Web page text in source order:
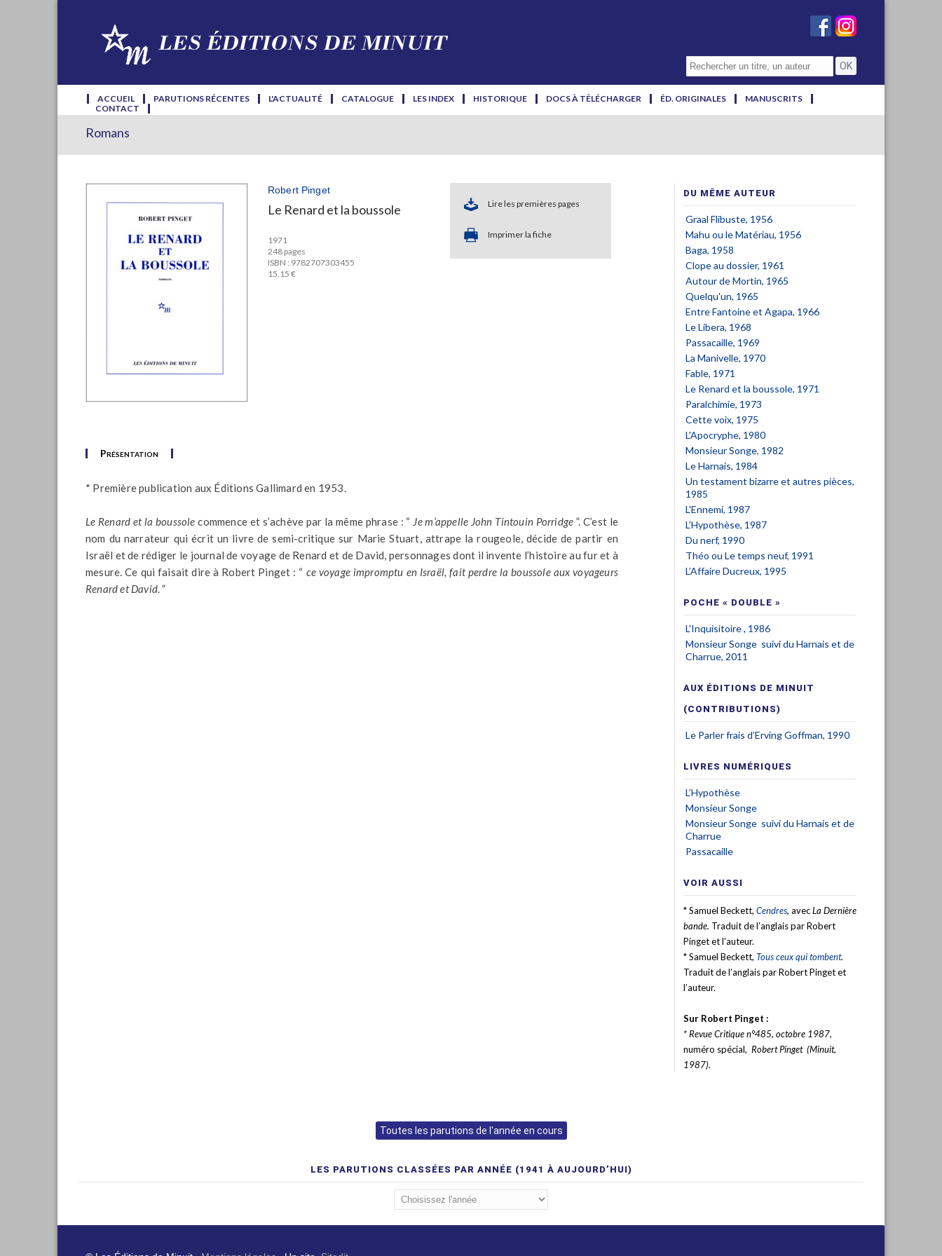
ACCUEIL PARUTIONS RÉCENTES L'ACTUALITÉ CATALOGUE LES INDEX HISTORIQUE DOCS À TÉLÉCHARGER ÉD. ORIGINALES
MANUSCRITS
CONTACT
Romans
Robert Pinget
Le Renard et la boussole
1971
248 pages
ISBN : 9782707303455
15.15 €
Lire les premières pages
Imprimer la fiche
Présentation
* Première publication aux Éditions Gallimard en 1953.
Le Renard et la boussolecommence et s’achève par la même phrase : “ Je m’appelle John Tintouin Porridge ”. C’est le
nom du narrateur qui écrit un livre de semi-critique sur Marie Stuart, attrape la rougeole, décide de partir en
Israël et de rédiger le journal de voyage de Renard et de David, personnages dont il invente l’histoire au fur et à
mesure. Ce qui faisait dire à Robert Pinget : “ ce voyage impromptu en Israël, fait perdre la boussole aux voyageurs
Renard et David. ”
DU MÊME AUTEUR
Graal Flibuste, 1956
Mahu ou le Matériau, 1956
Baga, 1958
Clope au dossier, 1961
Autour de Mortin, 1965
Quelqu'un, 1965
Entre Fantoine et Agapa, 1966
Le Libera, 1968
Passacaille, 1969
La Manivelle, 1970
Fable, 1971
Le Renard et la boussole, 1971
Paralchimie, 1973
Cette voix, 1975
L'Apocryphe, 1980
Monsieur Songe, 1982
Le Harnais, 1984
Un testament bizarre et autres pièces,
1985
L'Ennemi, 1987
L’Hypothèse, 1987
Du nerf, 1990
Théo ou Le temps neuf, 1991
L’Affaire Ducreux, 1995
POCHE « DOUBLE »
L'Inquisitoire , 1986
Monsieur Songe suivi du Harnais et de
Charrue, 2011
AUX ÉDITIONS DE MINUIT
(CONTRIBUTIONS)
Le Parler frais d’Erving Goffman, 1990
LIVRES NUMÉRIQUES
L’Hypothèse
Monsieur Songe
Monsieur Songe suivi du Harnais et de
Charrue
Passacaille
VOIR AUSSI
* Samuel Beckett, Cendres, avecLa Dernière
bande. Traduit de l’anglais par Robert
Pinget et l’auteur.
* Samuel Beckett, Tous ceux qui tombent.
Traduit de l’anglais par Robert Pinget et
l’auteur.
Sur Robert Pinget :
* RevueCritiquen°485, octobre 1987,
numéro spécial, Robert Pinget (Minuit,
1987).
Toutes les parutions de l'année en cours
LES PARUTIONS CLASSÉES PAR ANNÉE (1941 À AUJOURD’HUI)